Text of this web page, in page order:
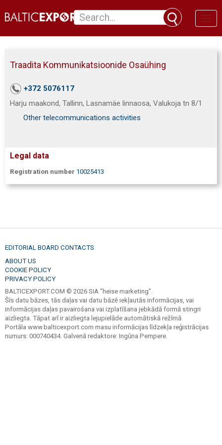
Traadita Kommunikatsioonide Osaühing
+372 5076117
Harju maakond, Tallinn, Lasnamäe linnaosa, Valukoja tn 8/1
Other telecommunications activities
Legal data
Registration number 10025413
EDITORIAL BOARD CONTACTS
ABOUT US
COOKIE POLICY
PRIVACY POLICY
BALTICEXPORT.COM © 2026 SIA "heise marketing".
Šīs datu bāzes, tās daļas vai datu bāzē iekļautās informācijas, vai
informācijas daļas pavairošana vai izplatīšana jebkādā formā stingri
aizliegta. Tāpat arī ir aizliegta lejupielāde automātiskā režīmā.
Portāla www.balticexport.com masu informācijas līdzekļa reģistrācijas
numurs: 000740434. Galvenā redaktore: Ingūna Pempere.